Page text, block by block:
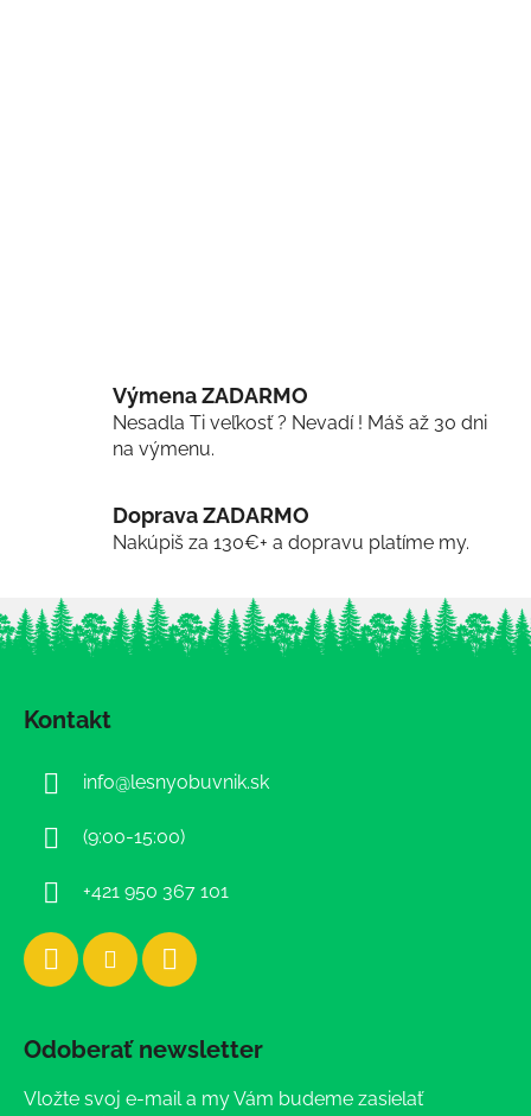
Výmena ZADARMO
Nesadla Ti veľkosť ? Nevadí ! Máš až 30 dni
na výmenu.
Doprava ZADARMO
Nakúpiš za 130€+ a dopravu platíme my.
Kontakt
info@lesnyobuvnik.sk
(9:00-15:00)
+421 950 367 101
Odoberať newsletter
Vložte svoj e-mail a my Vám budeme zasielať